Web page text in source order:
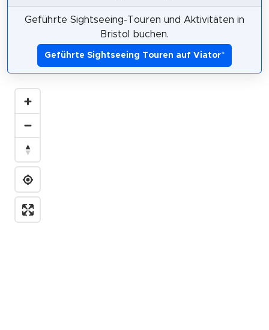
Geführte Sightseeing-Touren und Aktivitäten in
Bristol buchen.
Geführte Sightseeing Touren auf Viator*